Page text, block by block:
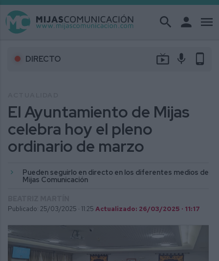
search person menu
DIRECTO live_tv mic phone_android
El Ayuntamiento de Mijas
celebra hoy el pleno
ordinario de marzo
Pueden seguirlo en directo en los diferentes medios de
Mijas Comunicación
Publicado: 25/03/2025 · 11:25 Actualizado: 26/03/2025 · 11:17